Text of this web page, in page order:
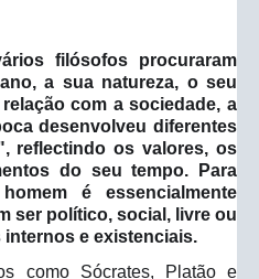
filósofos procuraram
a sua natureza, o seu
com a sociedade, a
desenvolveu diferentes
reflectindo os valores, os
do seu tempo. Para
é essencialmente
ser político, social, livre ou
e existenciais.
como Sócrates, Platão e